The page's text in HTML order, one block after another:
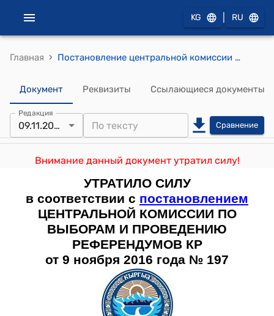
KG RU
Главная › Постановление центральной комиссии по выборам и проведению референдумов КР от 11 июля 2011 года № 14 "Об утверждении Положения "О порядке деятельности, статусе и полномочиях международных (иностранных) наблюдателей на выборах Президента Кыргызской Республики 30 октября 2011 года"
Документ Реквизиты Ссылающиеся документы
Редакция
09.11.2016 Сравнение
Внимание данный документ утратил силу!